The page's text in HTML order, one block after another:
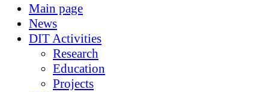
Main page
News
DIT Activities
Research
Education
Projects